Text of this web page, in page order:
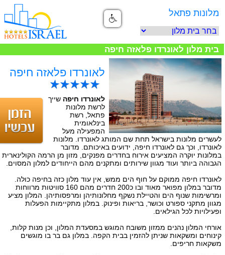
מלונות פתאל
בית מלון לאונרדו פלאזה חיפה
לאונרדו פלאזה חיפה
לאונרדו חיפהשייך
לרשת מלונות
פתאל, רשת
בינלאומית
המפעילה מעל
לעשרים מלונות בישראל תחת שם המותג לאונרדו. מלונות
לאונרדו, וכך גם לאונרדו חיפה, ידועים באיכותם. מדובר
במלונות יוקרה המציעים אירוח בחדרים מפנקים, מזון מן הרמה הקולינארית
הגבוהה ביותר ועוד מגוון שירותים ומתקנים מהם הייחודים למלון המסוים.
לאונרדו חיפה ממוקם על חוף הים ממש, אין עוד מלון כזה בחיפה כולה.
מדובר במלון מפואר מאוד ובו כ200 חדרים מהם 160 סוויטות מרווחות
ומרשימות שנוף הים והטיילת נשקף מחלונותיהן ומרפסותיהן. המלון מציע
מגוון מתקני ספורט וכושר, בריאות ופינוק. במלון מתקיימות הפעלות
ופעילויות לכל הגילאים.
אורחי המלון נהנים ממזון משובח המוגש במסעדת המלון, וכן מנות קלות,
קינוחים ומשקאות שניתן להזמין בבית הקפה. במלון גם בר בו מוגשים
משקאות חריפים.